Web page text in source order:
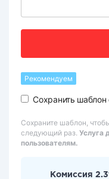
Рекомендуем
Сохранить шаблон
Сохраните шаблон,
следующий раз. Услуга
пользователям.
Комиссия